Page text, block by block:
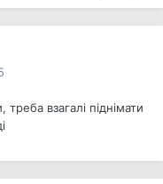
взагалі піднімати